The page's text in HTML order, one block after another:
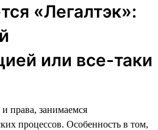
«Легалтэк»:
или все-таки
права, занимаемся
процессов. Особенность в том,